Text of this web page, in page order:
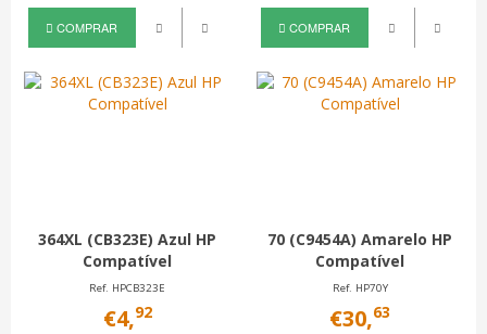
COMPRAR COMPRAR
364XL (CB323E) Azul HP
Compatível
Ref. HPCB323E
€4,92
70 (C9454A) Amarelo HP
Compatível
Ref. HP70Y
€30,63